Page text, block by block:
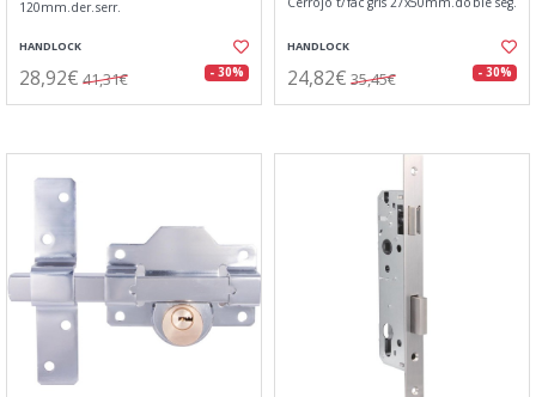
120mm.der.serr.
HANDLOCK
28,92€ 41,31€ - 30%
HANDLOCK
24,82€ 35,45€ - 30%